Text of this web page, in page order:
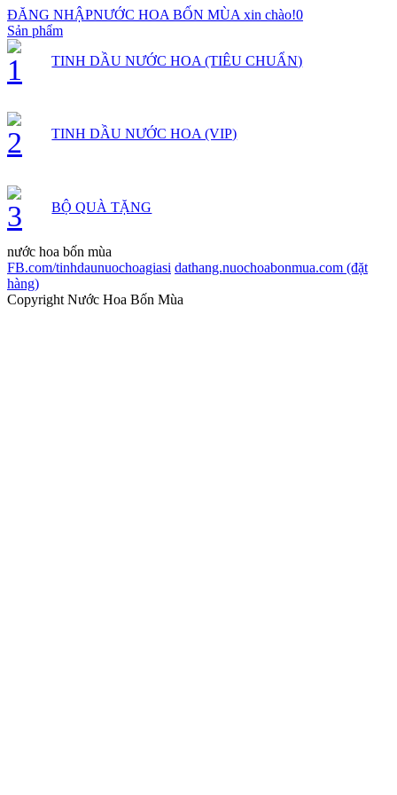
ĐĂNG NHẬPNƯỚC HOA BỐN MÙA xin chào!0
Sản phẩm
1 TINH DẦU NƯỚC HOA (TIÊU CHUẨN)
2 TINH DẦU NƯỚC HOA (VIP)
3 BỘ QUÀ TẶNG
nước hoa bốn mùa
FB.com/tinhdaunuochoagiasi dathang.nuochoabonmua.com (đặt
hàng)
Copyright Nước Hoa Bốn Mùa